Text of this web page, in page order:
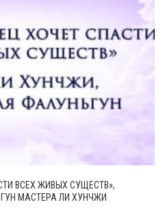
ВСЕХ ЖИВЫХ СУЩЕСТВ»,
МАСТЕРА ЛИ ХУНЧЖИ